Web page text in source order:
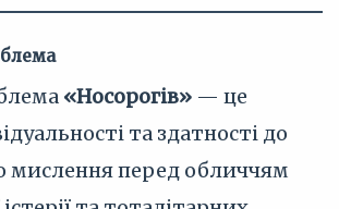
«Носорогів» — це
та здатності до
мислення перед обличчям